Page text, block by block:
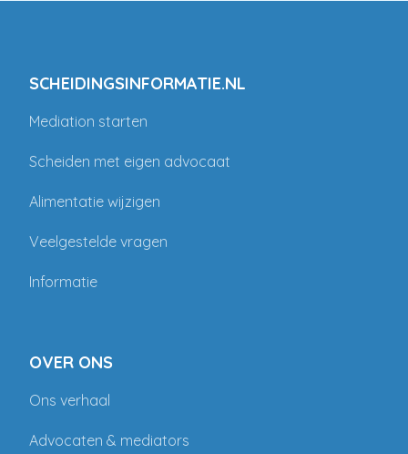
SCHEIDINGSINFORMATIE.NL
Mediation starten
Scheiden met eigen advocaat
Alimentatie wijzigen
Veelgestelde vragen
Informatie
OVER ONS
Ons verhaal
Advocaten & mediators